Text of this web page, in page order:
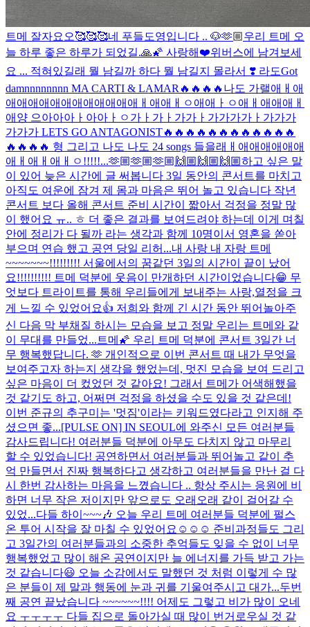
트메 잘자요오🥰🥰🥰네 푸들도영입니다 .. 🐶🫶🏼우리 트메 오
늘 하루 좋은 하루가 되었길.🙏🌠 사랑해❤️위버스에 남겨보세
요 ... 적혀있길래 뭘 남길까 하다 뭘 남길지 몰라서 ❣️ 라도Got
damnnnnnnnn MA CARTI & LAMAR🔥🔥🔥🔥나도 가랠애ㅐ애
애애애애애애애애애애애애ㅐ애애ㅐㅇ애애ㅏㅇ애ㅐ애애애ㅐ
애양 으아아아ㅏ아아ㅏㅇ가ㅏ가ㅏ가가ㅏ가가가가ㅏ가가가
가가가 LETS GO ANTAGONIST🔥🔥🔥🔥🔥🔥🔥🔥🔥🔥🔥🔥
🔥🔥🔥🔥 형 그리고 나도 나도 24 songs 들을래ㅐ애애애애애애
애ㅐ애ㅐ애ㅐㅇ!!!!!...🫶🏼🫶🏼🫶🏼🙌🏼🙌🏼🙌🏼하고 싶은 말
이 있어 늦은 시간에 글 써봅니다 3일 동안의 콘서트를 마치고
아직도 여운에 잠겨 제 몸과 마음은 뛰어 놀고 있습니다 작년
콘서트 보다 올해 콘서트 준비 시간이 짧아서 걱정을 정말 많
이 했어요 ㅠ.. ㅎ 더 좋은 결과를 보여드려야 하는데 이게 며칠
안에 정리가 다 될까 라는 생각과 함께 10명이서 영혼을 쏟아
부으며 연습 했고 공연 당일 리허...내 사랑 내 자랑 트메
~~~~~~~!!!!!!!!! 서울에서의 꿈같던 3일의 시간이 끝이 났어
요!!!!!!!!!! 트메 덕분에 웃음이 만개하던 시간이었습니다😁 무
엇보다 트라이트를 통해 우리들에게 보내주는 사랑,열정을 크
게 느낄 수 있었어요👍 저희와 함께 긴 시간 동안 뛰어놀아주
신 다음 막 부채질 하시는 모습을 보고 정말 우리는 트메와 같
이 무대를 만들었... 트메🌠 우리 트메 덕분에 콘서트 3일간 너
무 행복했답니다. 🫶 개인적으로 이번 콘서트 때 내가 무엇을
보여주고자 하는지 생각을 했었는데, 멋진 모습을 보여 드리고
싶은 마음이 더 컸었던 것 같아요! 그래서 트메가 어색해했을
것 같기도 하고, 어쩌면 걱정을 하셨을 수도 있을 것 같은데!
이번 준규의 추구미는 '멋짐'이라는 키워드였다라고 인지해 주
셨으면 좋...[PULSE ON] IN SEOUL에 와주신 모든 여러분들
감사드립니다! 여러분들 덕분에 아무도 다치지 않고 마무리
할 수 있었습니다! 공연하면서 여러분들과 뛰어놀고 같이 추
억 만들면서 진짜 행복하다고 생각하고 여러분들을 만난 걸 다
시 한번 감사하는 마음을 느꼈습니다 .. 항상 주시는 응원에 비
하면 너무 작은 저이지만 앞으로도 오래오래 같이 걸어갈 수
있었...다들 하이~~~🎶 오늘 우리 트메 여러분들 덕분에 펄스
온 투어 시작을 잘 마칠 수 있었어요☺️☺️☺️ 준비과정들도 그리
고 3일간의 여러분들과의 소중한 추억들도 잊을 수 없이 너무
행복했었고 많이 해온 공연이지만 늘 에너지를 가득 받고 가는
것 같습니다😃 오늘 소감에서도 말했던 것 처럼 이렇게 수 많
은 분들이 제 말과 행동에 눈과 귀를 기울여주시고 대가...두번
째 공연 끝났습니다 ~~~~~~!!!! 어제도 그렇고 비가 많이 오네
요 ㅜㅜㅜㅜ 다들 집으로 돌아가실 때 많이 번거로우실 것 같